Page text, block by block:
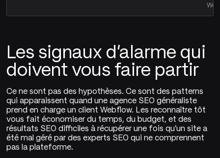
Les signaux d'alarme qui
doivent vous faire partir
Ce ne sont pas des hypothèses. Ce sont des patterns
qui apparaissent quand une agence SEO généraliste
prend en charge un client Webflow. Les reconnaître tôt
vous fait économiser du temps, du budget, et des
résultats SEO difficiles à récupérer une fois qu'un site a
été mal géré par des experts SEO qui ne comprennent
pas la plateforme.